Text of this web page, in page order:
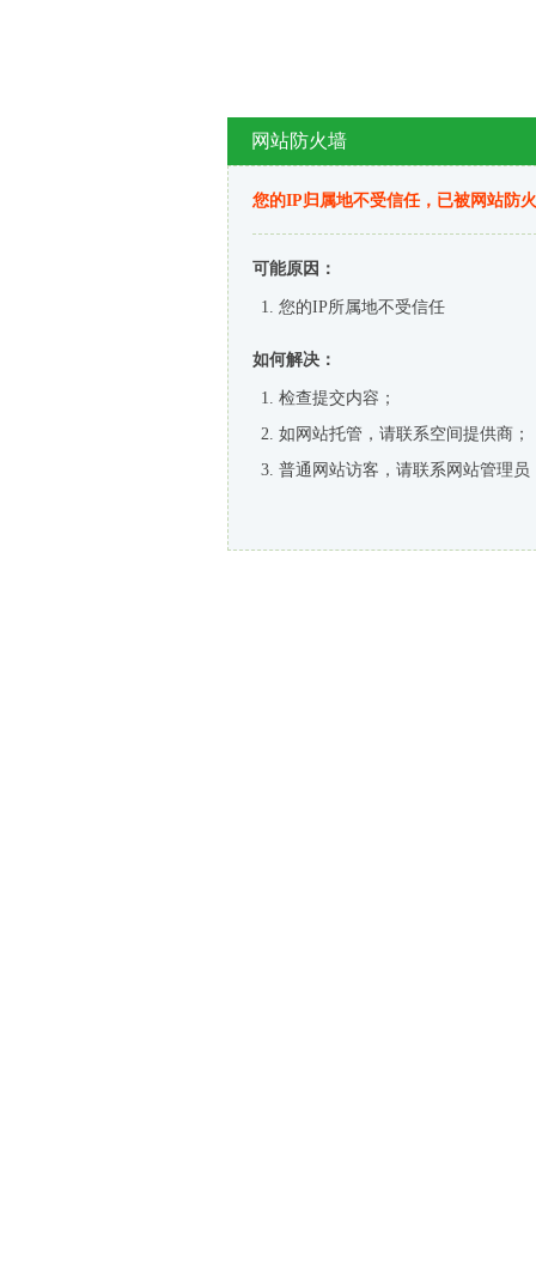
网站防火墙
您的IP归属地不受信任，已被网站防
可能原因：
您的IP所属地不受信任
如何解决：
检查提交内容；
如网站托管，请联系空间提供商；
普通网站访客，请联系网站管理员